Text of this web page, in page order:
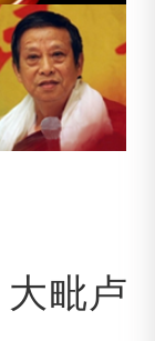
大毗卢